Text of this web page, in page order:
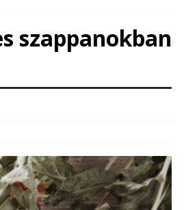
szappanokban